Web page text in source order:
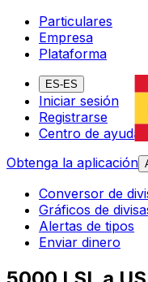
Particulares
Empresa
Plataforma
ES-ES
Iniciar sesión
Registrarse
Centro de ayuda
Obtenga la aplicación
Conversor de
Gráficos de
Alertas de tipos
Enviar dinero